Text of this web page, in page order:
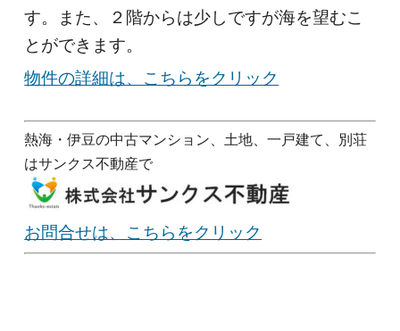
す。また、２階からは少しですが海を望むこ
とができます。
物件の詳細は、こちらをクリック
熱海・伊豆の中古マンション、土地、一戸建て、別荘
はサンクス不動産で
お問合せは、こちらをクリック